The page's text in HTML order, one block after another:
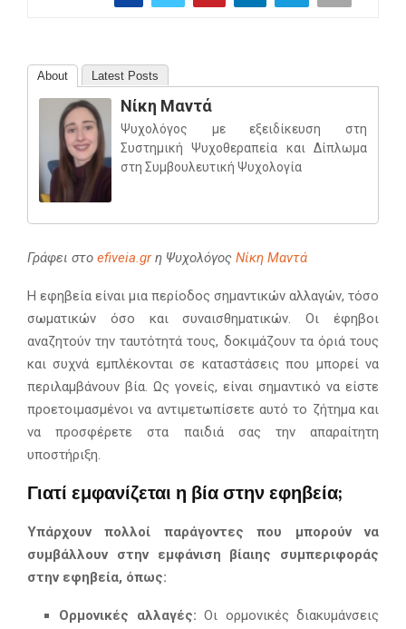
About Latest Posts
Νίκη Μαντά
Ψυχολόγος με εξειδίκευση στη
Συστημική Ψυχοθεραπεία και Δίπλωμα
στη Συμβουλευτική Ψυχολογία
Γράφει στο efiveia.grη Ψυχολόγος Νίκη Μαντά
Η εφηβεία είναι μια περίοδος σημαντικών αλλαγών, τόσο
σωματικών όσο και συναισθηματικών. Οι έφηβοι
αναζητούν την ταυτότητά τους, δοκιμάζουν τα όριά τους
και συχνά εμπλέκονται σε καταστάσεις που μπορεί να
περιλαμβάνουν βία. Ως γονείς, είναι σημαντικό να είστε
προετοιμασμένοι να αντιμετωπίσετε αυτό το ζήτημα και
να προσφέρετε στα παιδιά σας την απαραίτητη
υποστήριξη.
Γιατί εμφανίζεται η βία στην εφηβεία;
Υπάρχουν πολλοί παράγοντες που μπορούν να
συμβάλλουν στην εμφάνιση βίαιης συμπεριφοράς
στην εφηβεία, όπως:
Ορμονικές αλλαγές: Οι ορμονικές διακυμάνσεις